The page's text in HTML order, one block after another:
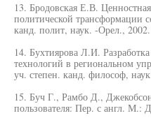
13. Бродовская Е.В.
политической трансформации
канд. полит, наук. -Орел.,
14. Бухтиярова Л.И.
технологий в региональном
уч. степен. канд. философ,
15. Буч Г., Рамбо Д.,
пользователя: Пер. с англ. М.: